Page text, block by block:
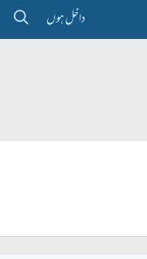
داخل ہوں